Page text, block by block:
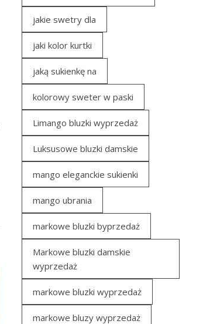
jakie swetry dla
jaki kolor kurtki
jaką sukienkę na
kolorowy sweter w paski
Limango bluzki wyprzedaż
Luksusowe bluzki damskie
mango eleganckie sukienki
mango ubrania
markowe bluzki byprzedaż
Markowe bluzki damskie
wyprzedaż
markowe bluzki wyprzedaż
markowe bluzy wyprzedaż